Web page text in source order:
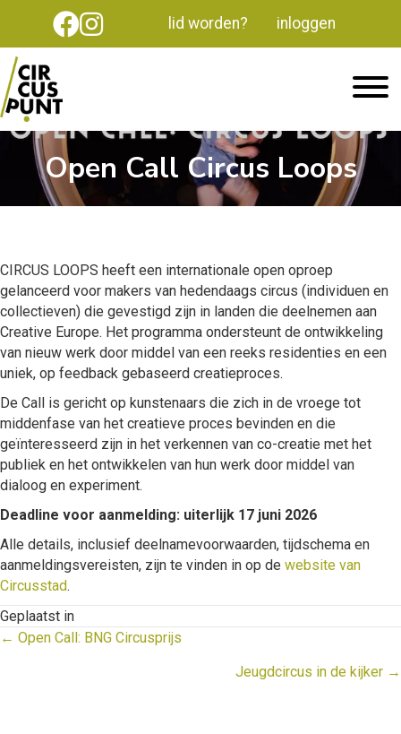
lid worden? inloggen
Open Call Circus Loops
CIRCUS LOOPS heeft een internationale open oproep
gelanceerd voor makers van hedendaags circus (individuen en
collectieven) die gevestigd zijn in landen die deelnemen aan
Creative Europe. Het programma ondersteunt de ontwikkeling
van nieuw werk door middel van een reeks residenties en een
uniek, op feedback gebaseerd creatieproces.
De Call is gericht op kunstenaars die zich in de vroege tot
middenfase van het creatieve proces bevinden en die
geïnteresseerd zijn in het verkennen van co-creatie met het
publiek en het ontwikkelen van hun werk door middel van
dialoog en experiment.
Deadline voor aanmelding: uiterlijk 17 juni 2026
Alle details, inclusief deelnamevoorwaarden, tijdschema en
aanmeldingsvereisten, zijn te vinden in op de website van
Circusstad.
Geplaatst in
Posts
← Open Call: BNG Circusprijs
Jeugdcircus in de kijker →